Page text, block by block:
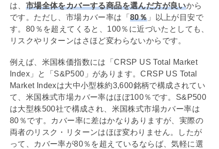
は、 市場全体をカバーする商品を選んだ方が良いから
です。ただし、市場カバー率は「 80％ 」以上が目安で
す。80％を超えてくると、100％に近づいたとしても、
リスクやリターンはさほど変わらないからです。
例えば、米国株価指数には「CRSP US Total Market
Index」と「S&P500」があります。CRSP US Total
Market Indexは大中小型株約3,600銘柄で構成されてい
て、米国株式市場カバー率はほぼ100％です。S&P500
は大型株500社で構成され、米国株式市場カバー率は
80％です。カバー率に差はかなりありますが、実際の
両者のリスク・リターンはほぼ変わりません。したが
って、カバー率が80％を超えているならば、気軽に選